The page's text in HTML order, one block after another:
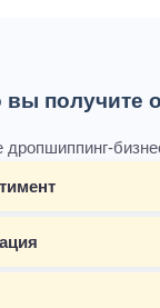
вы получите
дропшиппинг-